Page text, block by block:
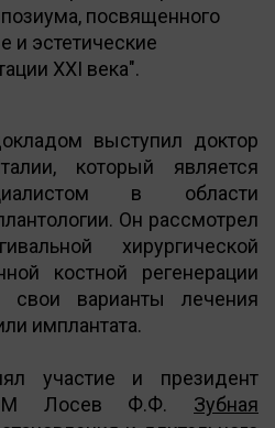
посвященного
и эстетические
XXI века".
выступил доктор
который является
в области
Он рассмотрел
хирургической
костной регенерации
варианты лечения
имплантата.
участие и президент
Лосев Ф.Ф. Зубная